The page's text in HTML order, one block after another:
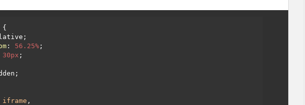
{
: 56.25% ;
30px ;
iframe